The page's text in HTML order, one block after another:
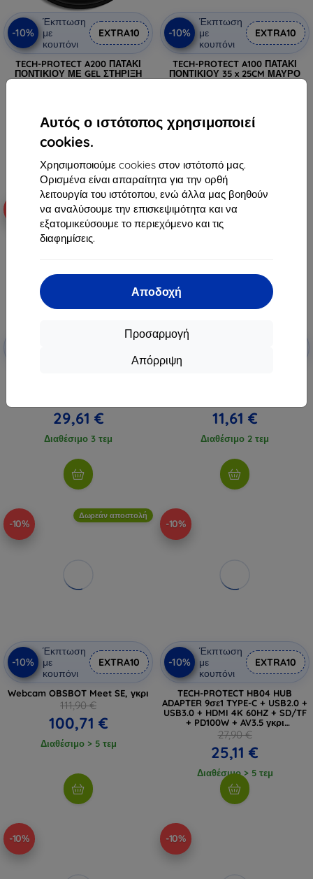
Αυτός ο ιστότοπος χρησιμοποιεί
cookies.
Χρησιμοποιούμε cookies στον ιστότοπό μας.
Ορισμένα είναι απαραίτητα για την ορθή
λειτουργία του ιστότοπου, ενώ άλλα μας βοηθούν
να αναλύσουμε την επισκεψιμότητα και να
εξατομικεύσουμε το περιεχόμενο και τις
διαφημίσεις.
Αποδοχή
Προσαρμογή
Απόρριψη
-10%
Έκπτωση
με
κουπόνι
EXTRA10
TECH-PROTECT A200 ΠΑΤΑΚΙ
ΠΟΝΤΙΚΙΟΥ ΜΕ GEL ΣΤΗΡΙΞΗ
17,92 €
Διαθέσιμο > 5 τεμ
-10%
Έκπτωση
με
κουπόνι
EXTRA10
TECH-PROTECT A100 ΠΑΤΑΚΙ
ΠΟΝΤΙΚΙΟΥ 35 x 25CM ΜΑΥΡΟ
12,51 €
Τελευταίο τεμάχιο σε απόθεμα
29,61 €
Διαθέσιμο 3 τεμ
-22%
11,61 €
Διαθέσιμο 2 τεμ
-10%
Δωρεάν αποστολή
-10%
Έκπτωση
με
κουπόνι
EXTRA10
Webcam OBSBOT Meet SE, γκρι
111,90 €
100,71 €
Διαθέσιμο > 5 τεμ
-10%
-10%
Έκπτωση
με
κουπόνι
EXTRA10
TECH-PROTECT HB04 HUB
ADAPTER 9σε1 TYPE-C + USB2.0 +
USB3.0 + HDMI 4K 60HZ + SD/TF
+ PD100W + AV3.5 γκρι
διαστήματος (5906302360536)
27,90 €
25,11 €
Διαθέσιμο > 5 τεμ
-10% -10%